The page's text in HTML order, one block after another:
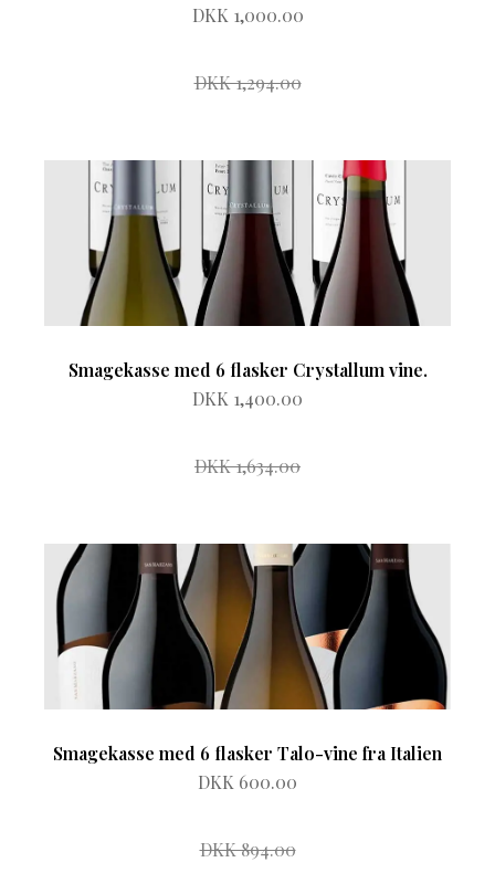
DKK 1,000.00
DKK 1,294.00
Smagekasse med 6 flasker Crystallum vine.
DKK 1,400.00
DKK 1,634.00
Smagekasse med 6 flasker Talo-vine fra Italien
DKK 600.00
DKK 894.00